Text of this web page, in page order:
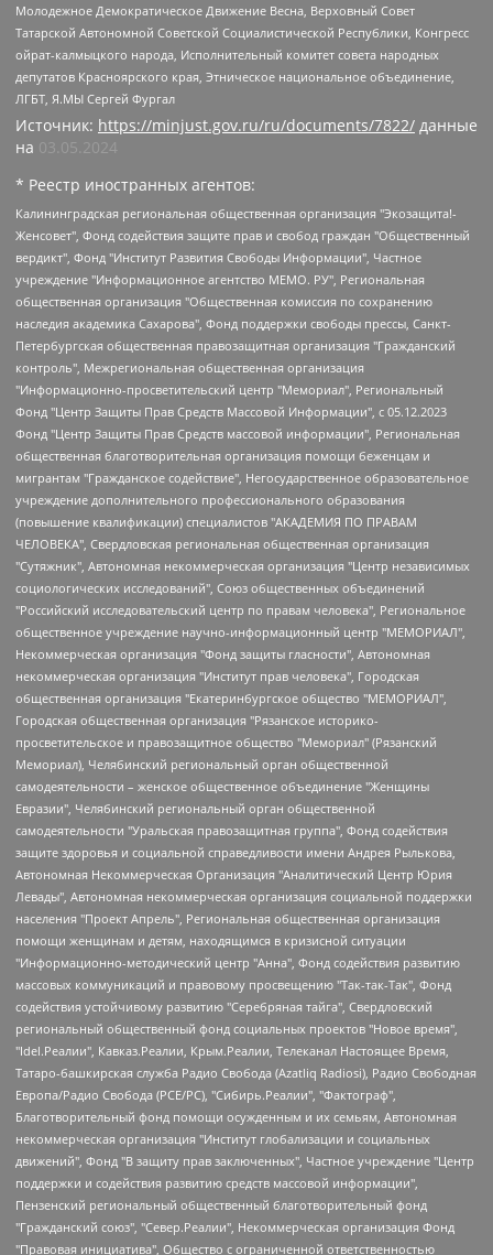
Молодежное Демократическое Движение Весна, Верховный Совет
Татарской Автономной Советской Социалистической Республики, Конгресс
ойрат-калмыцкого народа, Исполнительный комитет совета народных
депутатов Красноярского края, Этническое национальное объединение,
ЛГБТ, Я.МЫ Сергей Фургал
Источник: https://minjust.gov.ru/ru/documents/7822/ данные
на 03.05.2024
* Реестр иностранных агентов:
Калининградская региональная общественная организация "Экозащита!-Женсовет", Фонд содействия защите прав и свобод граждан "Общественный вердикт", Фонд "Институт Развития Свободы Информации", Частное учреждение "Информационное агентство МЕМО. РУ", Региональная общественная организация "Общественная комиссия по сохранению наследия академика Сахарова", Фонд поддержки свободы прессы, Санкт-Петербургская общественная правозащитная организация "Гражданский контроль", Межрегиональная общественная организация "Информационно-просветительский центр "Мемориал", Региональный Фонд "Центр Защиты Прав Средств Массовой Информации", с 05.12.2023 Фонд "Центр Защиты Прав Средств массовой информации", Региональная общественная благотворительная организация помощи беженцам и мигрантам "Гражданское содействие", Негосударственное образовательное учреждение дополнительного профессионального образования (повышение квалификации) специалистов "АКАДЕМИЯ ПО ПРАВАМ ЧЕЛОВЕКА", Свердловская региональная общественная организация "Сутяжник", Автономная некоммерческая организация "Центр независимых социологических исследований", Союз общественных объединений "Российский исследовательский центр по правам человека", Региональное общественное учреждение научно-информационный центр "МЕМОРИАЛ", Некоммерческая организация "Фонд защиты гласности", Автономная некоммерческая организация "Институт прав человека", Городская общественная организация "Екатеринбургское общество "МЕМОРИАЛ", Городская общественная организация "Рязанское историко-просветительское и правозащитное общество "Мемориал" (Рязанский Мемориал), Челябинский региональный орган общественной самодеятельности – женское общественное объединение "Женщины Евразии", Челябинский региональный орган общественной самодеятельности "Уральская правозащитная группа", Фонд содействия защите здоровья и социальной справедливости имени Андрея Рылькова, Автономная Некоммерческая Организация "Аналитический Центр Юрия Левады", Автономная некоммерческая организация социальной поддержки населения "Проект Апрель", Региональная общественная организация помощи женщинам и детям, находящимся в кризисной ситуации "Информационно-методический центр "Анна", Фонд содействия развитию массовых коммуникаций и правовому просвещению "Так-так-Так", Фонд содействия устойчивому развитию "Серебряная тайга", Свердловский региональный общественный фонд социальных проектов "Новое время", "Idel.Реалии", Кавказ.Реалии, Крым.Реалии, Телеканал Настоящее Время, Татаро-башкирская служба Радио Свобода (Azatliq Radiosi), Радио Свободная Европа/Радио Свобода (PCE/PC), "Сибирь.Реалии", "Фактограф", Благотворительный фонд помощи осужденным и их семьям, Автономная некоммерческая организация "Институт глобализации и социальных движений", Фонд "В защиту прав заключенных", Частное учреждение "Центр поддержки и содействия развитию средств массовой информации", Пензенский региональный общественный благотворительный фонд "Гражданский союз", "Север.Реалии", Некоммерческая организация Фонд "Правовая инициатива", Общество с ограниченной ответственностью "Радио Свободная Европа/Радио Свобода", Чешское информационное агентство "MEDIUM-ORIENT", Красноярская региональная общественная организация "Мы против СПИДа", Камалягин Денис Николаевич, Маркелов Сергей Евгеньевич, Пономарев Лев Александрович, Савицкая Людмила Алексеевна, Автономная некоммерческая организация "Центр по работе с проблемой насилия "НАСИЛИЮ.НЕТ", Межрегиональный профессиональный союз работников здравоохранения "Альянс врачей", Юридическое лицо, зарегистрированное в Латвийской Республике, SIA "Medusa Project" (регистрационный номер 40103797863, дата регистрации 10.06.2014), Некоммерческая организация "Фонд по борьбе с коррупцией", Автономная некоммерческая организация "Институт права и публичной политики", Баданин Роман Сергеевич, Гликин Максим Александрович, Железнова Мария Михайловна, Лукьянова Юлия Сергеевна, Маетная Елизавета Витальевна, Маняхин Петр Борисович, Чуракова Ольга Владимировна, Ярош Юлия Петровна, Юридическое лицо "The Insider SIA", зарегистрированное в Риге, Латвийская Республика (дата регистрации 26.06.2015), являющееся администратором доменного имени интернет-издания "The Insider SIA", https://theins.ru, Постернак Алексей Евгеньевич, Рубин Михаил Аркадьевич, Анин Роман Александрович, Юридическое лицо Istories fonds, зарегистрированное в Латвийской Республике (регистрационный номер 50008295751, дата регистрации 24.02.2020), Великовский Дмитрий Александрович, Долинина Ирина Николаевна, Мароховская Алеся Алексеевна, Шлейнов Роман Юрьевич, Шмагун Олеся Валентиновна, Общество с ограниченной ответственностью "Альтаир 2021", Общество с ограниченной ответственностью "Вега 2021", Общество с ограниченной ответственностью "Главный редактор 2021", Общество с ограниченной ответственностью "Ромашки монолит", Важенков Артем Валерьевич, Ивановская областная общественная организация "Центр гендерных исследований", Гурман Юрий Альбертович, Медиапроект "ОВД-Инфо", Егоров Владимир Владимирович, Жилинский Владимир Александрович, Общество с ограниченной ответственностью "ЗП", Иванова София Юрьевна, Карезина Инна Павловна, Кильтау Екатерина Викторовна, Петров Алексей Викторович, Пискунов Сергей Евгеньевич, Смирнов Сергей Сергеевич, Тихонов Михаил Сергеевич, Общество с ограниченной ответственностью "ЖУРНАЛИСТ-ИНОСТРАННЫЙ АГЕНТ", Арапова Галина Юрьевна, Вольтская Татьяна Анатольевна, Американская компания "Mason G.E.S. Anonymous Foundation" (США), являющаяся владельцем интернет-издания https://mnews.world/, Компания "Stichting Bellingcat", зарегистрированная в Нидерландах (дата регистрации 11.07.2018), Захаров Андрей Вячеславович, Клепиковская Екатерина Дмитриевна, Общество с ограниченной ответственностью "МЕМО", Перл Роман Александрович, Симонов Евгений Алексеевич, Соловьева Елена Анатольевна, Сотников Даниил Владимирович, Сурначева Елизавета Дмитриевна, Автономная некоммерческая организация по защите прав человека и информированию населения "Якутия – Наше Мнение", Общество с ограниченной ответственностью "Москоу диджитал медиа", с 26.01.2023 Общество с ограниченной ответственностью "Чайка Белые сады", Ветошкина Валерия Валерьевна, Заговора Максим Александрович, Межрегиональное общественное движение "Российская ЛГБТ - сеть", Оленичев Максим Владимирович, Павлов Иван Юрьевич, Скворцова Елена Сергеевна, Общество с ограниченной ответственностью "Как бы инагент", Кочетков Игорь Викторович, Общество с ограниченной ответственностью "Честные выборы", Еланчик Олег Александрович, Общество с ограниченной ответственностью "Нобелевский призыв", Гималова Регина Эмилевна, Григорьев Андрей Валерьевич, Григорьева Алина Александровна, Ассоциация по содействию защите прав призывников, альтернативнослужащих и военнослужащих "Правозащитная группа "Гражданин.Армия.Право", Хисамова Регина Фаритовна, Автономная некоммерческая организация по реализации социально-правовых программ "Лилит", Дальневосточное общественное движение "Маяк", Санкт-Петербургская ЛГБТ-инициативная группа "Выход", Инициативная группа ЛГБТ+ "Реверс", Алексеев Андрей Викторович, Бекбулатова Таисия Львовна, Беляев Иван Михайлович, Владыкина Елена Сергеевна, Гельман Марат Александрович, Никульшина Вероника Юрьевна, Толоконникова Надежда Андреевна, Шендерович Виктор Анатольевич, Общество с ограниченной ответственностью "Данное сообщение", Общество с ограниченной ответственностью Издательский дом "Новая глава", Айнбиндер Александра Александровна, Московский комьюнити-центр для ЛГБТ+инициатив, Благотворительный фонд развития филантропии, Deutsche Welle (Германия, Kurt-Schumacher-Strasse 3, 53113 Bonn), Борзунова Мария Михайловна, Воробьев Виктор Викторович, Голубева Анна Львовна, Константинова Алла Михайловна, Малкова Ирина Владимировна, Мурадов Мурад Абдулгалимович, Осетинская Елизавета Николаевна, Понасенков Евгений Николаевич, Ганапольский Матвей Юрьевич, Киселев Евгений Алексеевич, Борухович Ирина Григорьевна, Дремин Иван Тимофеевич, Дубровский Дмитрий Викторович, Красноярская региональная общественная организация поддержки и развития альтернативных образовательных технологий и межкультурных коммуникаций "ИНТЕРРА", Маяковская Екатерина Алексеевна, Фейгин Марк Захарович, Филимонов Андрей Викторович, Дзугкоева Регина Николаевна, Доброхотов Роман Александрович, Дудь Юрий Александрович, Елкин Сергей Владимирович, Кругликов Кирилл Игоревич, Сабунаева Мария Леонидовна, Семенов Алексей Владимирович, Шаинян Карен Багратович, Шульман Екатерина Михайловна, Асафьев Артур Валерьевич, Вахштайн Виктор Семенович, Венедиктов Алексей Алексеевич, Лушникова Екатерина Евгеньевна, Волков Леонид Михайлович, Невзоров Александр Глебович, Пархоменко Сергей Борисович, Сироткин Ярослав Николаевич, Кара-Мурза Владимир Владимирович, Баранова Наталья Владимировна, Гозман Леонид Яковлевич, Кагарлицкий Борис Юльевич, Климарев Михаил Валерьевич, Милов Владимир Станиславович, Автономная некоммерческая организация Краснодарский центр современного искусства "Типография", Моргенштерн Алишер Тагирович, Соболь Любовь Эдуардовна, Общество с ограниченной ответственностью "ЛИЗА НОРМ", Каспаров Гарри Кимович, Ходорковский Михаил Борисович, Общество с ограниченной ответственностью "Апрельские тезисы", Данилович Ирина Брониславовна, Кашин Олег Владимирович, Петров Николай Владимирович, Пивоваров Алексей Владимирович, Соколов Михаил Владимирович, Цветкова Юлия Владимировна, Чичваркин Евгений Александрович, Комитет против пыток/Команда против пыток, Общество с ограниченной ответственностью "Первый научный", Общество с ограниченной ответственностью "Вертолет и ко", Белоцерковская Вероника Борисовна, Кац Максим Евгеньевич, Лазарева Татьяна Юрьевна, Шаведдинов Руслан Табризович, Яшин Илья Валерьевич, Общество с ограниченной ответственностью "Иноагент ААВ", Алешковский Дмитрий Петрович, Альбац Евгения Марковна, Быков Дмитрий Львович, Галямина Юлия Евгеньевна, Лойко Сергей Леонидович, Мартынов Кирилл Константинович, Медведев Сергей Александрович, Крашенинников Федор Геннадиевич, Гордеева Катерина Вл